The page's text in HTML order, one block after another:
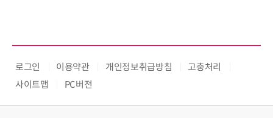
로그인 이용약관 개인정보취급방침
고충처리
사이트맵
PC버전